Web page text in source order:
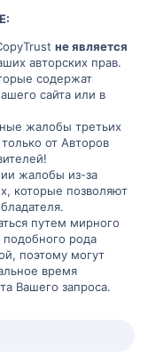
не является
авторских прав.
содержат
сайта или в
жалобы третьих
от Авторов
жалобы из-за
которые позволяют
путем мирного
подобного рода
поэтому могут
время
Вашего запроса.